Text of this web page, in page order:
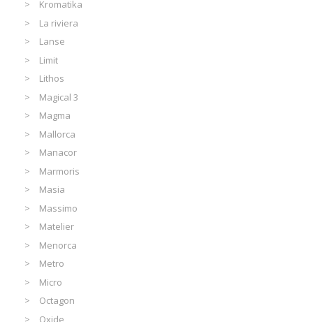
Kromatika
La riviera
Lanse
Limit
Lithos
Magical 3
Magma
Mallorca
Manacor
Marmoris
Masia
Massimo
Matelier
Menorca
Metro
Micro
Octagon
Oxide